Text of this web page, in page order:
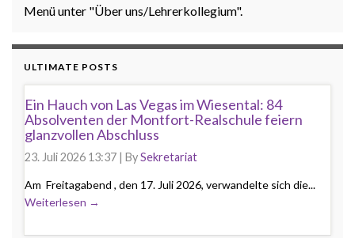
Menü unter "Über uns/Lehrerkollegium".
ULTIMATE POSTS
Ein Hauch von Las Vegas im Wiesental: 84
Absolventen der Montfort-Realschule feiern
glanzvollen Abschluss
23. Juli 2026 13:37 | BySekretariat
Am Freitagabend , den 17. Juli 2026, verwandelte sich die...
Weiterlesen →